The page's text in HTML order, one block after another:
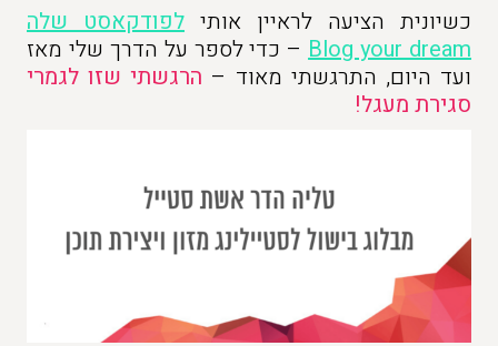
כשיונית הציעה לראיין אותי לפודקאסט שלה
Blog your dream– כדי לספר על הדרך שלי מאז
ועד היום, התרגשתי מאוד – הרגשתי שזו לגמרי
סגירת מעגל!